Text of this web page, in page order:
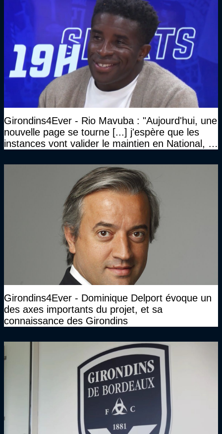
Girondins4Ever - Rio Mavuba : "Aujourd'hui, une
nouvelle page se tourne [...] j'espère que les
instances vont valider le maintien en National, et
haut niveau"
Girondins4Ever - Dominique Delport évoque un
des axes importants du projet, et sa
connaissance des Girondins